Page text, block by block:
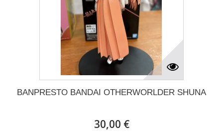
BANPRESTO BANDAI OTHERWORLDER SHUNA
30,00 €